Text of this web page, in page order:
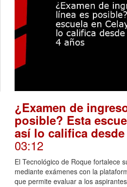
¿Examen de
posible? Esta
así lo califica
03:12
El Tecnológico de Roque fortalece
mediante exámenes con la
que permite evaluar a los aspirantes